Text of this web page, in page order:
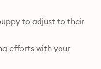
to adjust to their
efforts with your